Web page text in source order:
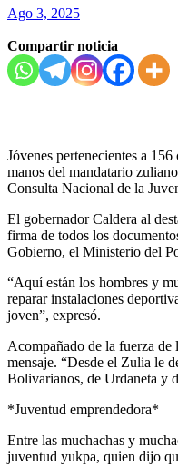
Ago 3, 2025
Compartir noticia
Jóvenes pertenecientes a
manos del mandatario
Consulta Nacional de la
El gobernador Caldera al
firma de todos los
Gobierno, el Ministerio del
“Aquí están los hombres y
reparar instalaciones
joven”, expresó.
Acompañado de la fuerza de
mensaje. “Desde el Zulia le
Bolivarianos, de Urdaneta y
*Juventud emprendedora*
Entre las muchachas y
juventud yukpa, quien dijo